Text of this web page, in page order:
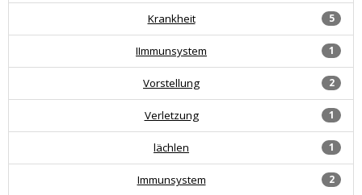
5
Krankheit
1
IImmunsystem
2
Vorstellung
1
Verletzung
1
lächlen
2
Immunsystem